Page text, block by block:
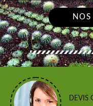
DEVIS